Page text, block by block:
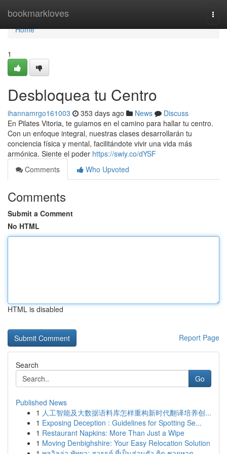
bookmarkloves
Home
Home
1
Desbloquea tu Centro
ihannamrgo161003 353 days ago News
Discuss
En Pilates Vitoria, te guiamos en el camino para hallar tu centro.
Con un enfoque integral, nuestras clases desarrollarán tu
conciencia física y mental, facilitándote vivir una vida más
armónica. Siente el poder https://swiy.co/dYSF
Comments
Who Upvoted
Comments
Submit a Comment
No HTML
HTML is disabled
Report Page
Search
Go
Published News
1 人工智能及大数据语料库怎样重构新时代翻译培养创...
1 Exposing Deception : Guidelines for Spotting Se...
1 Restaurant Napkins: More Than Just a Wipe
1 Moving Denbighshire: Your Easy Relocation Solution